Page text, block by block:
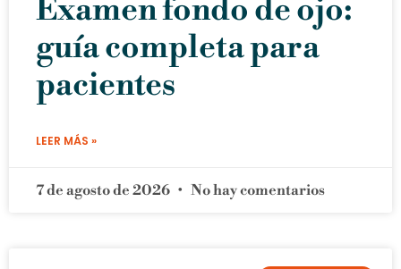
Examen fondo de ojo:
guía completa para
pacientes
LEER MÁS »
7 de agosto de 2026 No hay comentarios